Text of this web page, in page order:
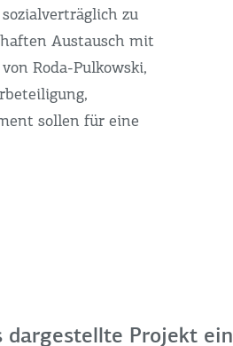
zu
Austausch mit
Roda-Pulkowski,
sollen für eine
dargestellte Projekt